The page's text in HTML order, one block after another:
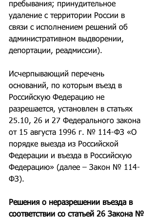
пребывания; принудительное
удаление с территории России в
связи с исполнением решений об
административном выдворении,
депортации, реадмиссии).
Исчерпывающий перечень
оснований, по которым въезд в
Российскую Федерацию не
разрешается, установлен в статьях
25.10, 26 и 27 Федерального закона
от 15 августа 1996 г. № 114-ФЗ «О
порядке выезда из Российской
Федерации и въезда в Российскую
Федерацию» (далее – Закон № 114-
ФЗ).
Решения о неразрешении въезда в
соответствии со статьей 26 Закона №